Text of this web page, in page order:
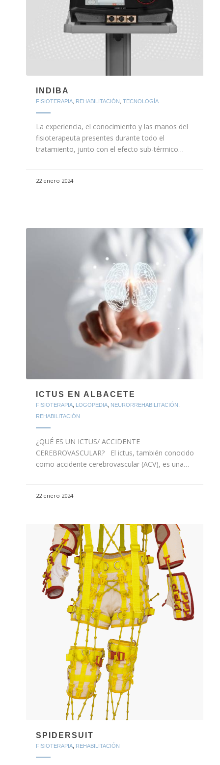
INDIBA
FISIOTERAPIA, REHABILITACIÓN TECNOLOGÍA
La experiencia, el conocimiento y las manos del
fisioterapeuta presentes durante todo el
tratamiento, junto con el efecto sub-térmico…
22 enero 2024
ICTUS EN ALBACETE
FISIOTERAPIA, LOGOPEDIA, NEURORREHABILITACIÓN
REHABILITACIÓN
¿QUÉ ES UN ICTUS/ ACCIDENTE
CEREBROVASCULAR? El ictus, también conocido
como accidente cerebrovascular (ACV), es una…
22 enero 2024
SPIDERSUIT
FISIOTERAPIA, REHABILITACIÓN